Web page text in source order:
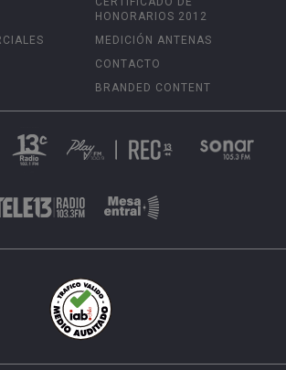
HONORARIOS 2012
MEDICIÓN ANTENAS
CONTACTO
BRANDED CONTENT